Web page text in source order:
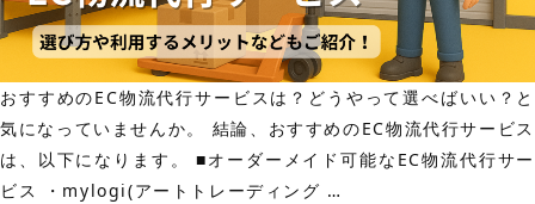
底
解
説！
選！
選
び
方
や
費
用
おすすめのEC物流代行サービスは？どうやって選べばいい？と
気になっていませんか。 結論、おすすめのEC物流代行サービス
は、以下になります。 ■オーダーメイド可能なEC物流代行サー
ビス ・mylogi(アートトレーディング …